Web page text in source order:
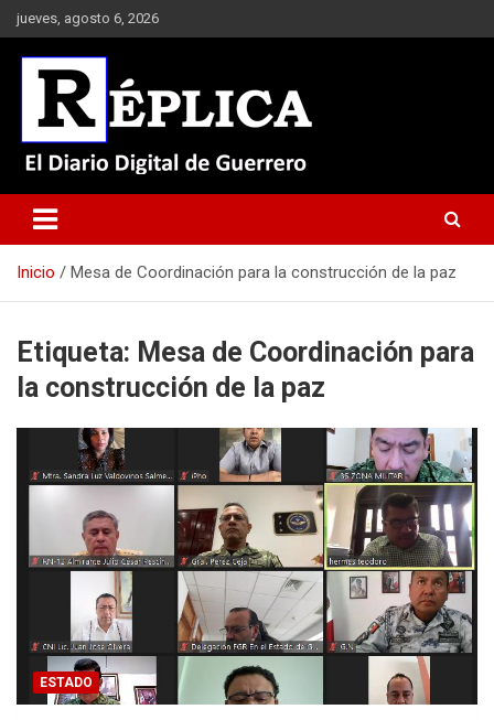
Saltar
al
contenido
jueves, agosto 6, 2026
Réplica
Inicio Mesa de Coordinación para la construcción de la paz
Etiqueta: Mesa de Coordinación para
la construcción de la paz
ESTADO